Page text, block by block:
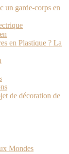
un garde-corps en
en Plastique ? La
de décoration de
Mondes